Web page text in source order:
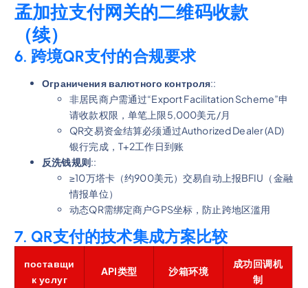
孟加拉支付网关的二维码收款
（续）
6. 跨境QR支付的合规要求
Ограничения валютного контроля::
非居民商户需通过“Export Facilitation Scheme”申
请收款权限，单笔上限5,000美元/月
QR交易资金结算必须通过Authorized Dealer (AD)
银行完成，T+2工作日到账
反洗钱规则::
≥10万塔卡（约900美元）交易自动上报BFIU（金融
情报单位）
动态QR需绑定商户GPS坐标，防止跨地区滥用
7. QR支付的技术集成方案比较
поставщи
к услуг
API类型 沙箱环境
成功回调机
制